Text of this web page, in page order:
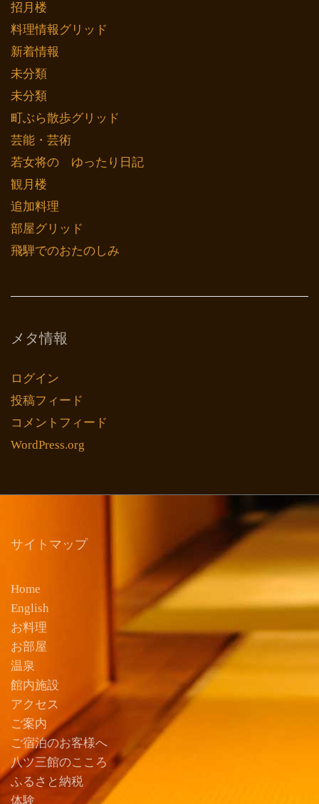
招月楼
料理情報グリッド
新着情報
未分類
未分類
町ぶら散歩グリッド
芸能・芸術
若女将の ゆったり日記
観月楼
追加料理
部屋グリッド
飛騨でのおたのしみ
メタ情報
ログイン
投稿フィード
コメントフィード
WordPress.org
サイトマップ
Home
English
お料理
お部屋
温泉
館内施設
アクセス
ご案内
ご宿泊のお客様へ
八ツ三館のこころ
ふるさと納税
体験